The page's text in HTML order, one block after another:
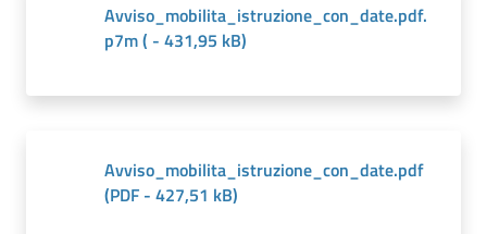
Avviso_mobilita_istruzione_con_date.pdf.
p7m( - 431,95 kB)
Avviso_mobilita_istruzione_con_date.pdf
(PDF - 427,51 kB)